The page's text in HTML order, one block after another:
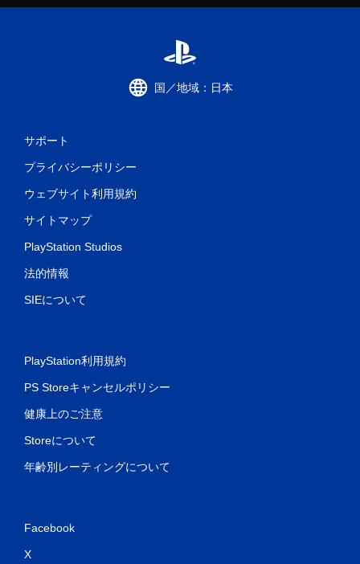
国／地域：日本
サポート
プライバシーポリシー
ウェブサイト利用規約
サイトマップ
PlayStation Studios
法的情報
SIEについて
PlayStation利用規約
PS Storeキャンセルポリシー
健康上のご注意
Storeについて
年齢別レーティングについて
Facebook
X